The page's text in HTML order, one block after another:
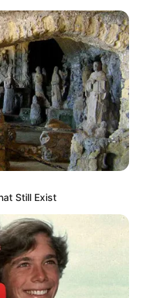
Hava Döyüş
tapşırıqlar
—Bu video
Still Exist